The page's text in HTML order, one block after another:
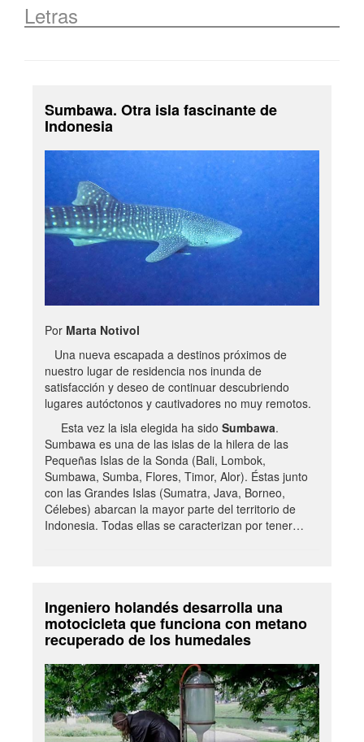
Letras
Sumbawa. Otra isla fascinante de
Indonesia
Por Marta Notivol
Una nueva escapada a destinos próximos de
nuestro lugar de residencia nos inunda de
satisfacción y deseo de continuar descubriendo
lugares autóctonos y cautivadores no muy remotos.
Esta vez la isla elegida ha sido Sumbawa.
Sumbawa es una de las islas de la hilera de las
Pequeñas Islas de la Sonda (Bali, Lombok,
Sumbawa, Sumba, Flores, Timor, Alor). Éstas junto
con las Grandes Islas (Sumatra, Java, Borneo,
Célebes) abarcan la mayor parte del territorio de
Indonesia. Todas ellas se caracterizan por tener…
Ingeniero holandés desarrolla una
motocicleta que funciona con metano
recuperado de los humedales